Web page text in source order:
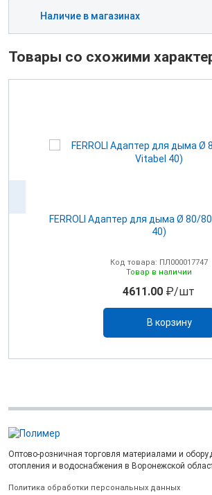
Наличие в магазинах
Товары со схожими
FERROLI Адаптер для дыма Ø 80/80 (для Vitabel
40)
Код товара: ПЛ000017747
Товар в наличии
4611.00 ₽/шт
В корзину
Оптово-розничная торговля материалами и
отопления и водоснабжения в Воронежской
Политика обработки персональных данных